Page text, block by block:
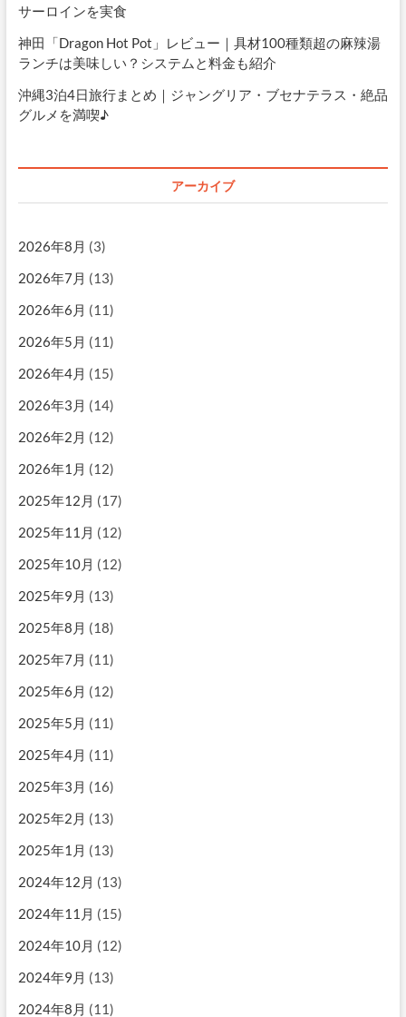
サーロインを実食
神田「Dragon Hot Pot」レビュー｜具材100種類超の麻辣湯
ランチは美味しい？システムと料金も紹介
沖縄3泊4日旅行まとめ｜ジャングリア・ブセナテラス・絶品
グルメを満喫♪
アーカイブ
2026年8月 (3)
2026年7月 (13)
2026年6月 (11)
2026年5月 (11)
2026年4月 (15)
2026年3月 (14)
2026年2月 (12)
2026年1月 (12)
2025年12月 (17)
2025年11月 (12)
2025年10月 (12)
2025年9月 (13)
2025年8月 (18)
2025年7月 (11)
2025年6月 (12)
2025年5月 (11)
2025年4月 (11)
2025年3月 (16)
2025年2月 (13)
2025年1月 (13)
2024年12月 (13)
2024年11月 (15)
2024年10月 (12)
2024年9月 (13)
2024年8月 (11)